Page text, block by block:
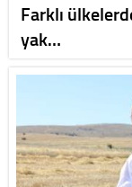
Farklı
yak…